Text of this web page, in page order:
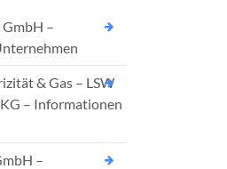
–
& Gas – LSW
– Informationen
–